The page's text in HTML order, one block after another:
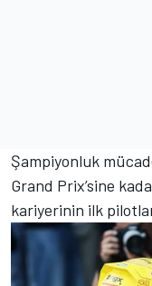
Şampiyonluk
Grand Prix’sine
kariyerinin ilk